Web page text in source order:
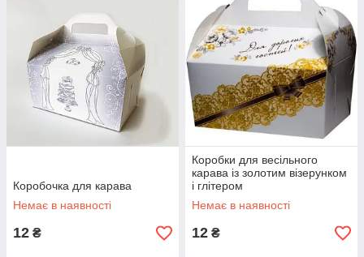
Коробочка для карава
Немає в наявності
12 ₴
Коробки для весільного
карава із золотим візерунком
і глітером
Немає в наявності
12 ₴